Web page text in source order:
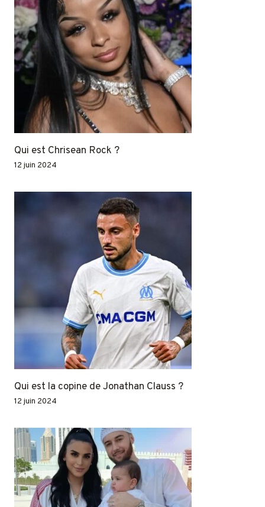
Qui est Chrisean Rock ?
12 juin 2024
Qui est la copine de Jonathan Clauss ?
12 juin 2024